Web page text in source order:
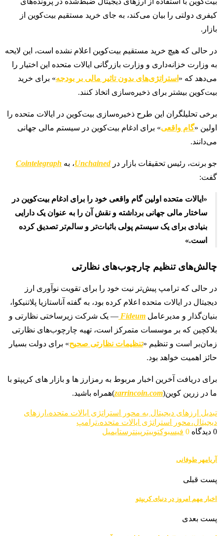
کیفری دولتی را بیان می‌کند، به جای خرید مستقیم بیت‌کوین از
بازار.
در حالی که هیچ خرید مستقیم بیت‌کوین اعلام نشده است، این لایحه
به وزارت خزانه‌داری و وزارت بازرگانی ایالات متحده این اختیار را
می‌دهد که « استراتژی‌های بدون تاثیر مالی بر بودجه» برای خرید
بیت‌کوین بیشتر برای ذخیره‌سازی اتخاذ کنند.
برخی تحلیلگران این طرح ذخیره‌سازی بیت‌کوین در ایالات متحده را
اولین «گام واقعی» برای ادغام بیت‌کوین در سیستم مالی جهانی
می‌دانند.
جو برنت، رئیس تحقیقات بازار درUnchained، به Cointelegraph
گفت:
«ایالات متحده اولین گام واقعی خود را برای ادغام بیت‌کوین در
ساختار مالی جهانی برداشته و نقش آن را به عنوان یک دارایی
بنیادی برای یک سیستم پولی باثبات‌تر و سالم‌تر تصدیق کرده
است.»
چالش‌های تنظیم چارچوب‌های نظارتی
در حالی که ترامپ پیش‌تر نیت خود را برای تقویت نوآوری ارز
دیجیتال در ایالات متحده اعلام کرده بود، به گفته آناستازیا پلاتنیکوا،
بنیان‌گذار و مدیرعامل Fideum — یک شرکت زیرساختی نظارتی و
بلاکچین که بر موسسات متمرکز است، تهیه چارچوب‌های نظارتی
زمان‌بر است و تنظیم «تنظیمات نظارتی صحیح» برای دولت بسیار
حائز اهمیت خواهد بود.
برای دریافت آخرین اخبار مربوط به رمزارز ها و بازار های کریپتو با
ما در زرین کوین(zarrincoin.com)همراه باشید.
تبدیل ارزهای دیجیتال به محور استراتژی ایالات متحده،ارزهای
دیجیتال،محور استراتژی ایالات متحده،ترامپ
0 دیدگاه
0 فیسبوکتوییتر پینترستایمیل
آریامهر طوفانی
پست قبلی
اخبار مهم امروز در دنیای کریپتو
پست بعدی